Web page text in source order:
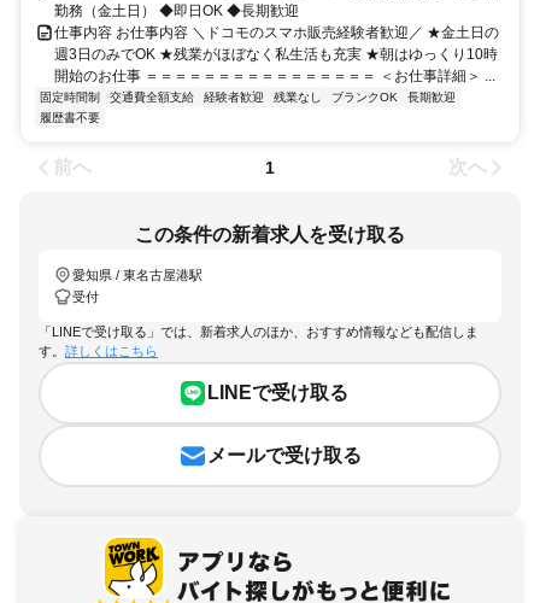
勤務（金土日） ◆即日OK ◆長期歓迎
仕事内容 お仕事内容 ＼ドコモのスマホ販売経験者歓迎／ ★金土日の
週3日のみでOK ★残業がほぼなく私生活も充実 ★朝はゆっくり10時
開始のお仕事 ＝＝＝＝＝＝＝＝＝＝＝＝＝＝＝＝ ＜お仕事詳細＞ ...
固定時間制 交通費全額支給 経験者歓迎 残業なし ブランクOK
長期歓迎
履歴書不要
前へ 1 次へ
この条件の新着求人を受け取る
愛知県 / 東名古屋港駅
受付
「LINEで受け取る」では、新着求人のほか、おすすめ情報なども配信しま
す。 詳しくはこちら
LINEで受け取る
メールで受け取る